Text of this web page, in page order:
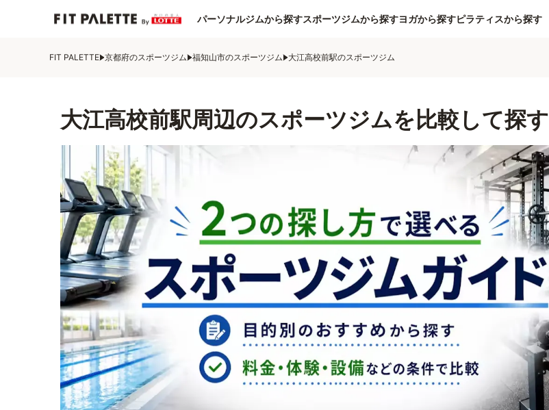
パーソナルジムから探すスポーツジムから探すヨガから探すピラティスから探す
FIT PALETTE 京都府のスポーツジム 福知山市のスポーツジム 大江高校前駅のスポーツジム
大江高校前駅周辺のスポーツジムを比較して探す